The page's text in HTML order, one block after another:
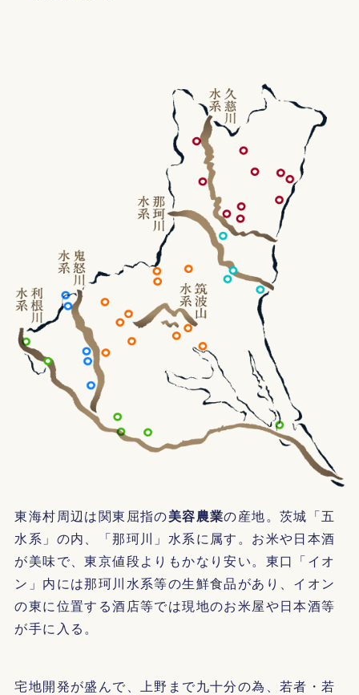
東海村周辺は関東屈指の美容農業の産地。茨城「五
水系」の内、「那珂川」水系に属す。お米や日本酒
が美味で、東京値段よりもかなり安い。東口「イオ
ン」内には那珂川水系等の生鮮食品があり、イオン
の東に位置する酒店等では現地のお米屋や日本酒等
が手に入る。
宅地開発が盛んで、上野まで九十分の為、若者・若